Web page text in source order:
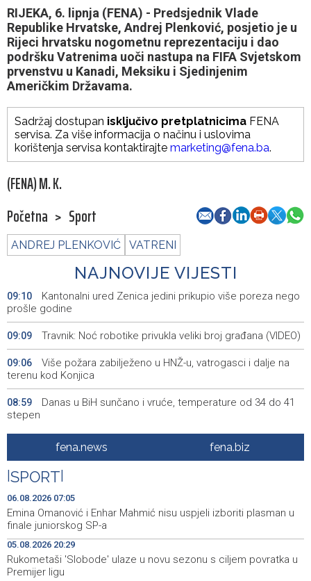
RIJEKA, 6. lipnja (FENA) - Predsjednik Vlade
Republike Hrvatske, Andrej Plenković, posjetio je u
Rijeci hrvatsku nogometnu reprezentaciju i dao
podršku Vatrenima uoči nastupa na FIFA Svjetskom
prvenstvu u Kanadi, Meksiku i Sjedinjenim
Američkim Državama.
Sadržaj dostupan isključivo pretplatnicima FENA
servisa. Za više informacija o načinu i uslovima
korištenja servisa kontaktirajte marketing@fena.ba.
(FENA) M. K.
Početna > Sport
ANDREJ PLENKOVIĆ VATRENI
NAJNOVIJE VIJESTI
09:10
Kantonalni ured Zenica jedini prikupio više poreza nego
prošle godine
09:09 Travnik: Noć robotike privukla veliki broj građana (VIDEO)
09:06
Više požara zabilježeno u HNŽ-u, vatrogasci i dalje na
terenu kod Konjica
08:59
Danas u BiH sunčano i vruće, temperature od 34 do 41
stepen
POLITICO: Zašto ljudi žele posao u Evropskoj komisiji — i
zašto toliko mnogo njih završi nesretno?
08:55
Zenica miners spend second night underground in
protest over unpaid wages
08:45
Helez and NATO Headquarters Sarajevo Commander
Fowler visit Bugojno
08:42
HRW: Izraelski napad na libanske novinare mogao bi biti
ratni zločin
fena.news fena.biz
SPORT
06.08.2026 07:05
Emina Omanović i Enhar Mahmić nisu uspjeli izboriti plasman u
finale juniorskog SP-a
05.08.2026 20:29
Rukometaši 'Slobode' ulaze u novu sezonu s ciljem povratka u
Premijer ligu